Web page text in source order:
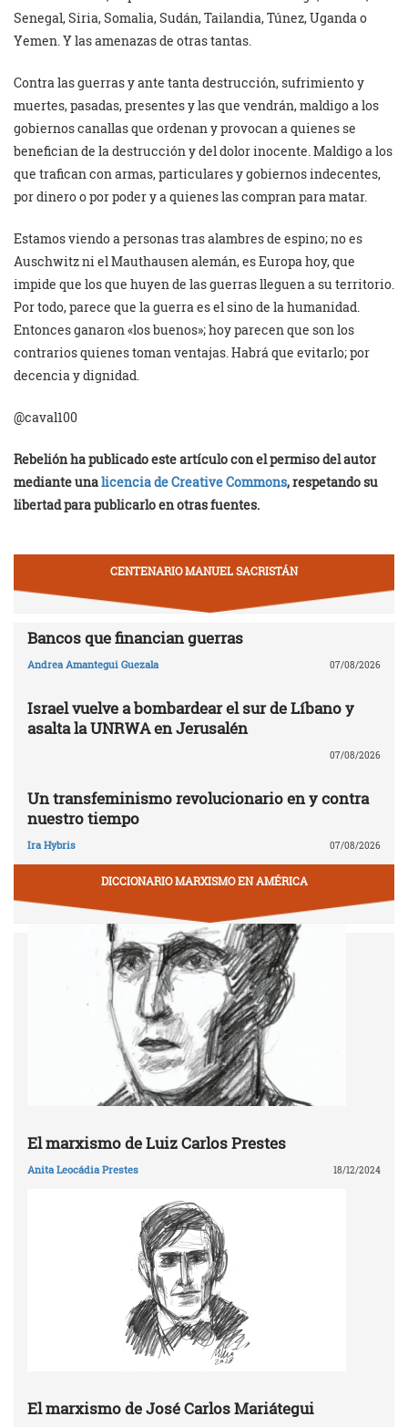
Senegal, Siria, Somalia, Sudán, Tailandia, Túnez, Uganda o
Yemen. Y las amenazas de otras tantas.
Contra las guerras y ante tanta destrucción, sufrimiento y
muertes, pasadas, presentes y las que vendrán, maldigo a los
gobiernos canallas que ordenan y provocan a quienes se
benefician de la destrucción y del dolor inocente. Maldigo a los
que trafican con armas, particulares y gobiernos indecentes,
por dinero o por poder y a quienes las compran para matar.
Estamos viendo a personas tras alambres de espino; no es
Auschwitz ni el Mauthausen alemán, es Europa hoy, que
impide que los que huyen de las guerras lleguen a su territorio.
Por todo, parece que la guerra es el sino de la humanidad.
Entonces ganaron «los buenos»; hoy parecen que son los
contrarios quienes toman ventajas. Habrá que evitarlo; por
decencia y dignidad.
@caval100
Rebelión ha publicado este artículo con el permiso del autor
mediante unalicencia de Creative Commons, respetando su
libertad para publicarlo en otras fuentes.
CENTENARIO MANUEL SACRISTÁN
Bancos que financian guerras
Andrea Amantegui Guezala 07/08/2026
Israel vuelve a bombardear el sur de Líbano y
asalta la UNRWA en Jerusalén
07/08/2026
Un transfeminismo revolucionario en y contra
nuestro tiempo
Ira Hybris 07/08/2026
DICCIONARIO MARXISMO EN AMÉRICA
El marxismo de Luiz Carlos Prestes
Anita Leocádia Prestes 18/12/2024
El marxismo de José Carlos Mariátegui